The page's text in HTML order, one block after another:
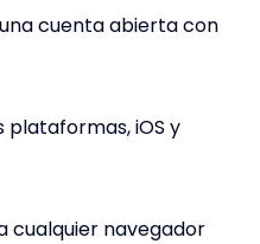
cuenta abierta con
plataformas, iOS y
cualquier navegador